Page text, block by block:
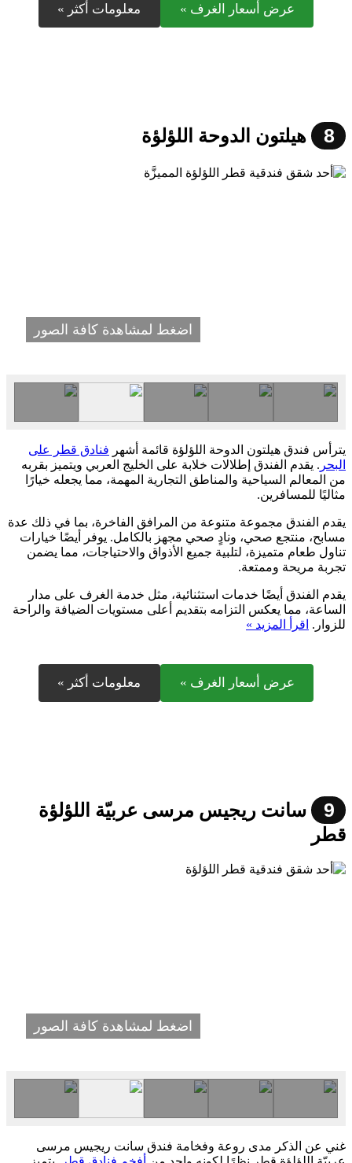
عرض أسعار الغرف » معلومات أكثر »
8 هيلتون الدوحة اللؤلؤة
اضغط لمشاهدة كافة الصور
يترأس فندق هيلتون الدوحة اللؤلؤة قائمة أشهر فنادق قطر على
البحر . يقدم الفندق إطلالات خلابة على الخليج العربي ويتميز بقربه
من المعالم السياحية والمناطق التجارية المهمة، مما يجعله خيارًا
مثاليًا للمسافرين.
يقدم الفندق مجموعة متنوعة من المرافق الفاخرة، بما في ذلك عدة
مسابح، منتجع صحي، ونادٍ صحي مجهز بالكامل. يوفر أيضًا خيارات
تناول طعام متميزة، لتلبية جميع الأذواق والاحتياجات، مما يضمن
تجربة مريحة وممتعة.
يقدم الفندق أيضًا خدمات استثنائية، مثل خدمة الغرف على مدار
الساعة، مما يعكس التزامه بتقديم أعلى مستويات الضيافة والراحة
للزوار. اقرأ المزيد »
عرض أسعار الغرف » معلومات أكثر »
9
سانت ريجيس مرسى عربيّة اللؤلؤة
قطر
اضغط لمشاهدة كافة الصور
غني عن الذكر مدى روعة وفخامة فندق سانت ريجيس مرسى